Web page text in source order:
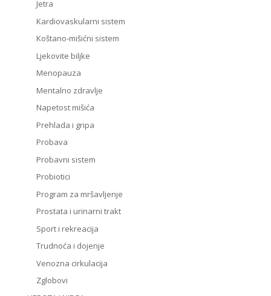
Jetra
Kardiovaskularni sistem
Koštano-mišićni sistem
Ljekovite biljke
Menopauza
Mentalno zdravlje
Napetost mišića
Prehlada i gripa
Probava
Probavni sistem
Probiotici
Program za mršavljenje
Prostata i urinarni trakt
Sport i rekreacija
Trudnoća i dojenje
Venozna cirkulacija
Zglobovi